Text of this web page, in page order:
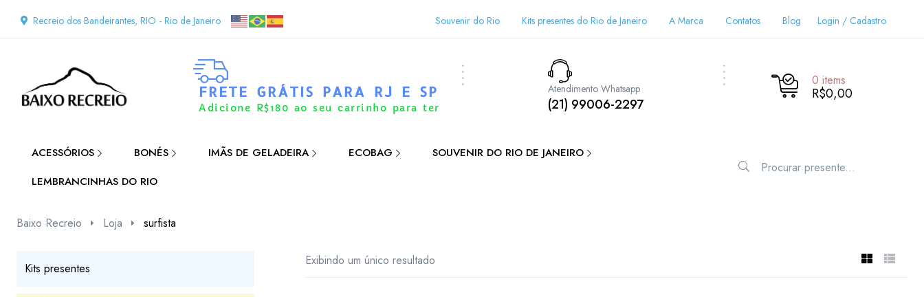
Recreio dos Bandeirantes, RIO - Rio de Janeiro Souvenir do Rio Kits presentes do Rio de Janeiro A Marca Contatos Blog Login / Cadastro
FRETE GRÁTIS PARA RJ E SP
Adicione R$180 ao seu carrinho para ter
Atendimento Whatsapp
(21) 99006-2297
0 items
R$0,00
ACESSÓRIOS BONÉS IMÃS DE GELADEIRA ECOBAG
SOUVENIR DO RIO DE JANEIRO
LEMBRANCINHAS DO RIO
Baixo Recreio Loja surfista
Exibindo um único resultado
Kits presentes